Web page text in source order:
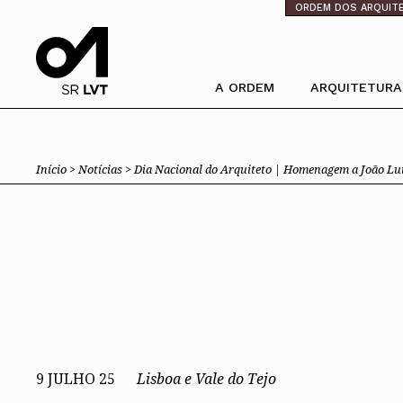
ORDEM DOS
A ORDEM
Sobre a OA
Legado
Assembleia Geral
ARQUITETURA
Porquê um
Boas práticas
Pesquisa
Início >Notícias >Dia Nacional do Arquiteto | Homenagem a João
9 JULHO 25 Lisboa e Vale do Tejo